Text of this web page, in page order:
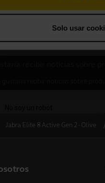
Jabra Elite 8 Active Gen 2 - Olive